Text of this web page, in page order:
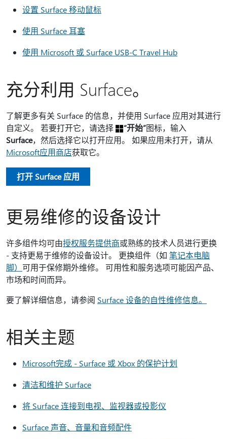
设置 Surface 移动鼠标
使用 Surface 耳塞
使用 Microsoft 或 Surface USB-C Travel Hub
充分利用 Surface。
了解更多有关 Surface 的信息，并使用 Surface 应用对其进行
自定义。 若要打开它，请选择
“开始”图标，输入
Surface，然后选择它以打开应用。 如果应用未打开，请从
Microsoft应用商店获取它。
打开 Surface 应用
更易维修的设备设计
许多组件均可由授权服务提供商或熟练的技术人员进行更换
- 支持更易于维修的设备设计。 更换组件（如 笔记本电脑
脚） 可用于保修期外维修。 可用性和服务选项可能因产品、
市场和时间而异。
要了解详细信息，请参阅 Surface 设备的自性维修信息。
相关主题
Microsoft完成 - Surface 或 Xbox 的保护计划
清洁和维护 Surface
将 Surface 连接到电视、监视器或投影仪
Surface 声音、音量和音频配件